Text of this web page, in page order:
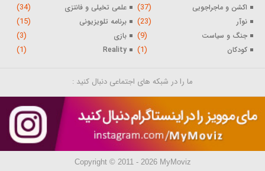
اکشن و ماجراجویی (37) علمی تخیلی و فانتزی (34)
نوآر (23) برنامه تلویزیونی (15)
جنگ و سیاست (9) بازی (3)
کودکان (1)
Reality
(1)
ما را در شبکه های اجتماعی دنبال کنید :
Copyright © 2011 - 2026 MyMoviz